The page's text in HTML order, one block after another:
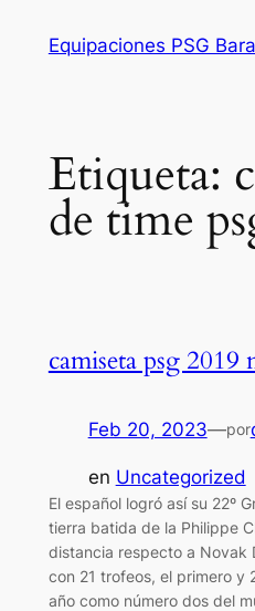
Equipaciones PSG
Etiqueta:
de time
camiseta psg 2019
Feb 20, 2023—por
en Uncategorized
El español logró así su 22º
tierra batida de la Philippe
distancia respecto a Novak
con 21 trofeos, el primero y
año como número dos del